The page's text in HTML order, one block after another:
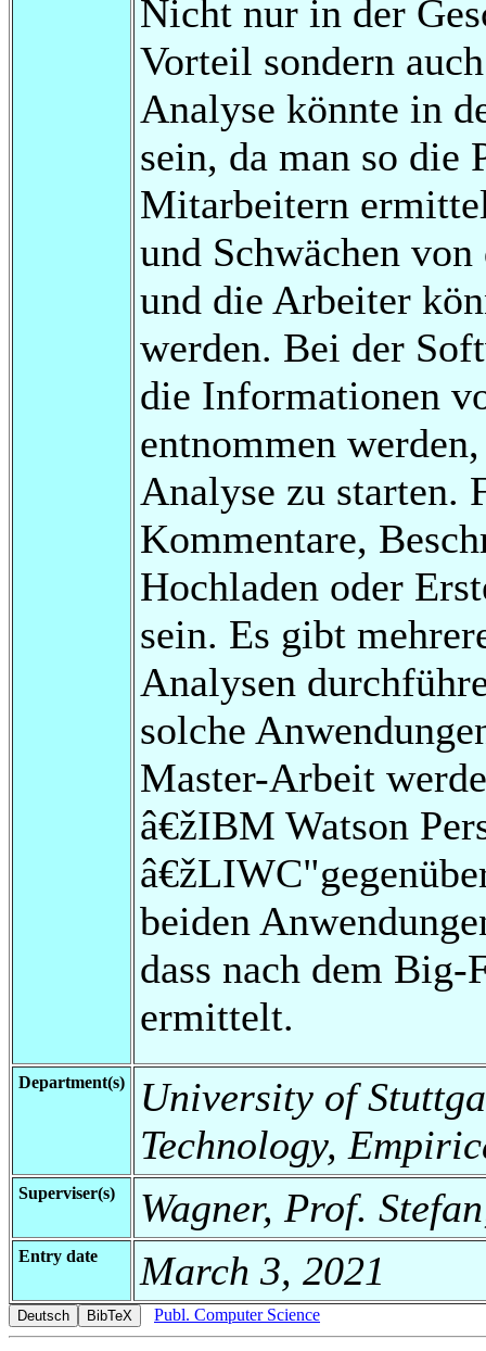
Nicht nur in der
Vorteil sondern
Analyse könnte in
sein, da man so die
Mitarbeitern
und Schwächen
und die Arbeiter
werden. Bei der
die Informationen
entnommen
Analyse zu starten.
Kommentare,
Hochladen oder
sein. Es gibt
Analysen
solche
Master-Arbeit
â€žIBM Watson
beiden
dass nach dem
ermittelt.
Department(s)
University of
Technology,
Superviser(s) Wagner, Prof.
Entry date March 3, 2021
Publ. Computer Science